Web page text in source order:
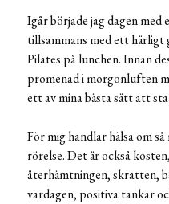
Igår började jag dagen
tillsammans med ett härligt
Pilates på lunchen. Innan
promenad i morgonluften
ett av mina bästa sätt att
För mig handlar hälsa om
rörelse. Det är också
återhämtningen, skratten,
vardagen, positiva tankar